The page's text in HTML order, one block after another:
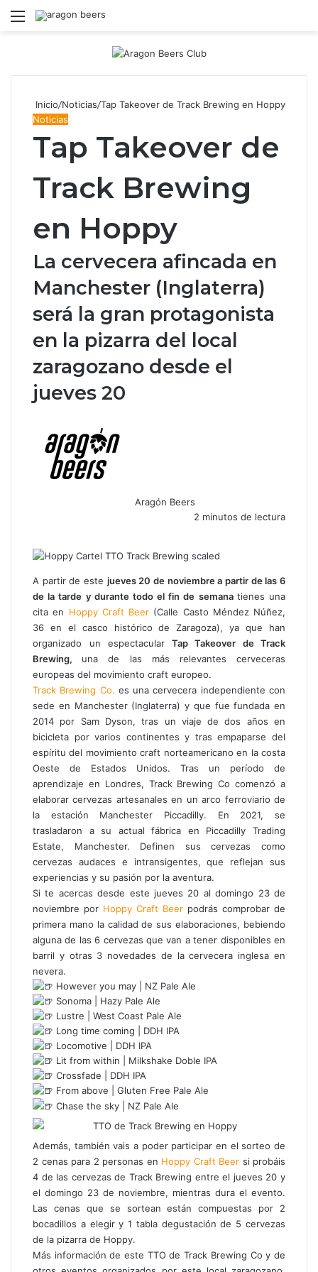
Menú
Inicio/Noticias/Tap Takeover de Track Brewing en Hoppy
Noticias
Tap Takeover de
Track Brewing
en Hoppy
La cervecera afincada en
Manchester (Inglaterra)
será la gran protagonista
en la pizarra del local
zaragozano desde el
jueves 20
Aragón Beers
2 minutos de lectura
a
c
e
b
o
al
e
g
m
p
a
r
p
o
r
c
o
r
r
e
o
e
e
c
t
r
ó
A partir de este jueves 20 de noviembre a partir de las 6
de la tarde y durante todo el fin de semana tienes una
cita en Hoppy Craft Beer (Calle Casto Méndez Núñez,
36 en el casco histórico de Zaragoza), ya que han
organizado un espectacular Tap Takeover de Track
Brewing, una de las más relevantes cerveceras
europeas del movimiento craft europeo.
Track Brewing Co. es una cervecera independiente con
sede en Manchester (Inglaterra) y que fue fundada en
2014 por Sam Dyson, tras un viaje de dos años en
bicicleta por varios continentes y tras empaparse del
espíritu del movimiento craft norteamericano en la costa
Oeste de Estados Unidos. Tras un período de
aprendizaje en Londres, Track Brewing Co comenzó a
elaborar cervezas artesanales en un arco ferroviario de
la estación Manchester Piccadilly. En 2021, se
trasladaron a su actual fábrica en Piccadilly Trading
Estate, Manchester. Definen sus cervezas como
cervezas audaces e intransigentes, que reflejan sus
experiencias y su pasión por la aventura.
Si te acercas desde este jueves 20 al domingo 23 de
noviembre por Hoppy Craft Beer podrás comprobar de
primera mano la calidad de sus elaboraciones, bebiendo
alguna de las 6 cervezas que van a tener disponibles en
barril y otras 3 novedades de la cervecera inglesa en
nevera.
However you may | NZ Pale Ale
Sonoma | Hazy Pale Ale
Lustre | West Coast Pale Ale
Long time coming | DDH IPA
Locomotive | DDH IPA
Lit from within | Milkshake Doble IPA
Crossfade | DDH IPA
From above | Gluten Free Pale Ale
Chase the sky | NZ Pale Ale
Además, también vais a poder participar en el sorteo de
2 cenas para 2 personas en Hoppy Craft Beer si probáis
4 de las cervezas de Track Brewing entre el jueves 20 y
el domingo 23 de noviembre, mientras dura el evento.
Las cenas que se sortean están compuestas por 2
bocadillos a elegir y 1 tabla degustación de 5 cervezas
de la pizarra de Hoppy.
Más información de este TTO de Track Brewing Co y de